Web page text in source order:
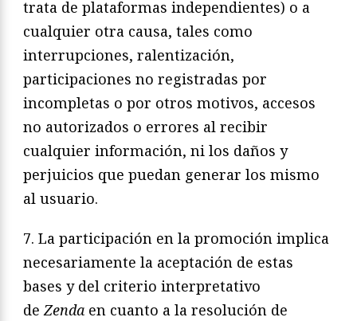
trata de plataformas independientes) o a
cualquier otra causa, tales como
interrupciones, ralentización,
participaciones no registradas por
incompletas o por otros motivos, accesos
no autorizados o errores al recibir
cualquier información, ni los daños y
perjuicios que puedan generar los mismo
al usuario.
7. La participación en la promoción implica
necesariamente la aceptación de estas
bases y del criterio interpretativo
deZenda en cuanto a la resolución de